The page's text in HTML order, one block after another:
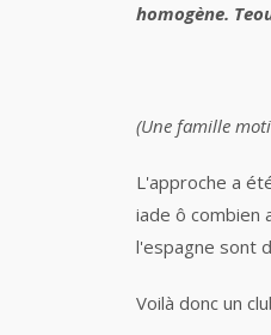
homogène.
(Une famille
L'approche a
iade ô combien
l'espagne sont
Voilà donc un